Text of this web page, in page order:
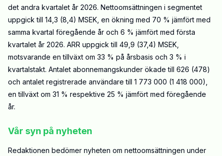
det andra kvartalet år 2026. Nettoomsättningen i segmentet
uppgick till 14,3 (8,4) MSEK, en ökning med 70 % jämfört med
samma kvartal föregående år och 6 % jämfört med första
kvartalet år 2026. ARR uppgick till 49,9 (37,4) MSEK,
motsvarande en tillväxt om 33 % på årsbasis och 3 % i
kvartalstakt. Antalet abonnemangskunder ökade till 626 (478)
och antalet registrerade användare till 1 773 000 (1 418 000),
en tillväxt om 31 % respektive 25 % jämfört med föregående
år.
Vår syn på nyheten
Redaktionen bedömer nyheten om nettoomsättningen under